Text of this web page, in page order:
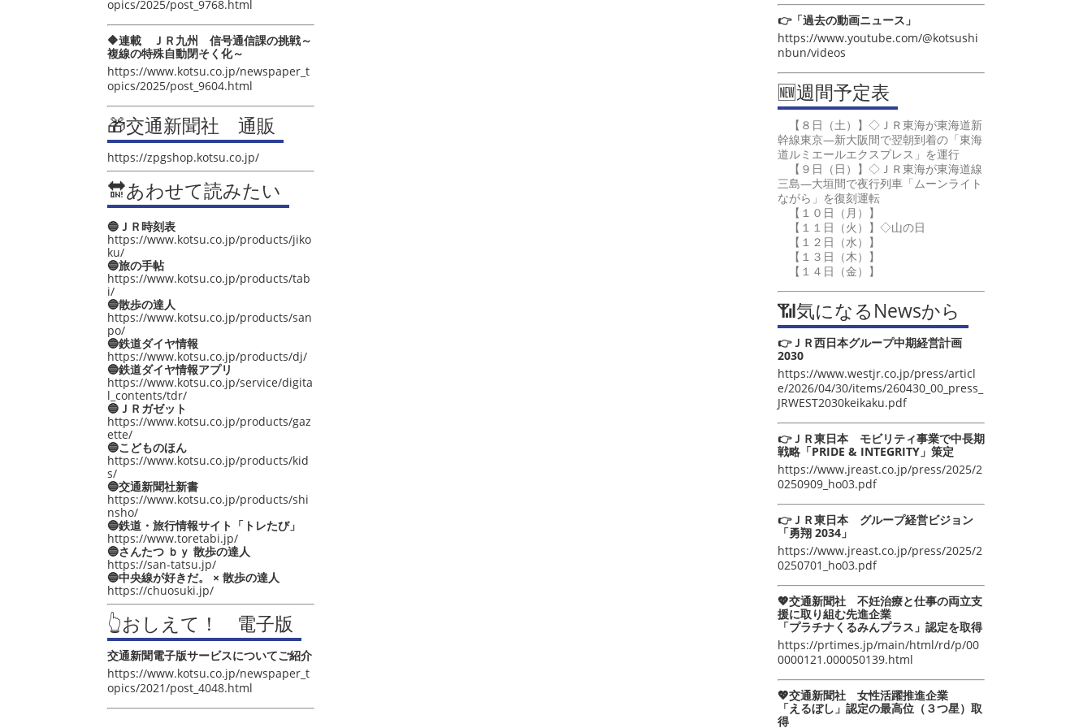
opics/2025/post_9768.html
🔶連載 ＪＲ九州 信号通信課の挑戦～
複線の特殊自動閉そく化～
https://www.kotsu.co.jp/newspaper_t
opics/2025/post_9604.html
🎁交通新聞社 通販
https://zpgshop.kotsu.co.jp/
🔛あわせて読みたい
🔵ＪＲ時刻表
https://www.kotsu.co.jp/products/jiko
ku/
🔵旅の手帖
https://www.kotsu.co.jp/products/tab
i/
🔵散歩の達人
https://www.kotsu.co.jp/products/san
po/
🔵鉄道ダイヤ情報
https://www.kotsu.co.jp/products/dj/
🔵鉄道ダイヤ情報アプリ
https://www.kotsu.co.jp/service/digita
l_contents/tdr/
🔵ＪＲガゼット
https://www.kotsu.co.jp/products/gaz
ette/
🔵こどものほん
https://www.kotsu.co.jp/products/kid
s/
🔵交通新聞社新書
https://www.kotsu.co.jp/products/shi
nsho/
🔵鉄道・旅行情報サイト「トレたび」
https://www.toretabi.jp/
🔵さんたつ ｂｙ 散歩の達人
https://san-tatsu.jp/
🔵中央線が好きだ。 × 散歩の達人
https://chuosuki.jp/
👆おしえて！ 電子版
交通新聞電子版サービスについてご紹介
https://www.kotsu.co.jp/newspaper_t
opics/2021/post_4048.html
👉「過去の動画ニュース」
https://www.youtube.com/@kotsushi
nbun/videos
🆕週間予定表
【８日（土）】◇ＪＲ東海が東海道新
幹線東京―新大阪間で翌朝到着の「東海
道ルミエールエクスプレス」を運行
【９日（日）】◇ＪＲ東海が東海道線
三島―大垣間で夜行列車「ムーンライト
ながら」を復刻運転
【１０日（月）】
【１１日（火）】◇山の日
【１２日（水）】
【１３日（木）】
【１４日（金）】
📶気になるNewsから
👉ＪＲ西日本グループ中期経営計画
2030
https://www.westjr.co.jp/press/articl
e/2026/04/30/items/260430_00_press_
JRWEST2030keikaku.pdf
👉ＪＲ東日本 モビリティ事業で中長期
戦略「PRIDE & INTEGRITY」策定
https://www.jreast.co.jp/press/2025/2
0250909_ho03.pdf
👉ＪＲ東日本 グループ経営ビジョン
「勇翔 2034」
https://www.jreast.co.jp/press/2025/2
0250701_ho03.pdf
💖交通新聞社 不妊治療と仕事の両立支
援に取り組む先進企業
「プラチナくるみんプラス」認定を取得
https://prtimes.jp/main/html/rd/p/00
0000121.000050139.html
💖交通新聞社 女性活躍推進企業
「えるぼし」認定の最高位（３つ星）取
得